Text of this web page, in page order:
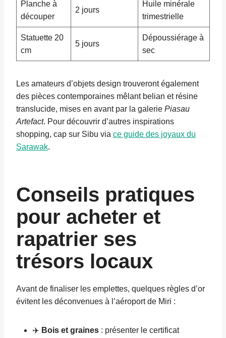
Planche à
découper
2 jours
Huile minérale
trimestrielle
Statuette 20
cm
5 jours
Dépoussiérage à
sec
Les amateurs d’objets design trouveront également
des pièces contemporaines mêlant belian et résine
translucide, mises en avant par la galerie Piasau
Artefact. Pour découvrir d’autres inspirations
shopping, cap sur Sibu via ce guide des joyaux du
Sarawak.
Conseils pratiques
pour acheter et
rapatrier ses
trésors locaux
Avant de finaliser les emplettes, quelques règles d’or
évitent les déconvenues à l’aéroport de Miri :
✈️ Bois et graines : présenter le certificat